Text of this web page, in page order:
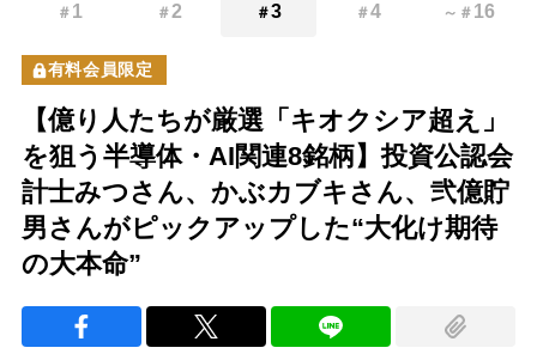
＃ 1 ＃2 ＃3 ＃4 ～ ＃ 16
有料会員限定
【億り人たちが厳選「キオクシア超え」
を狙う半導体・AI関連8銘柄】投資公認会
計士みつさん、かぶカブキさん、弐億貯
男さんがピックアップした“大化け期待
の大本命”